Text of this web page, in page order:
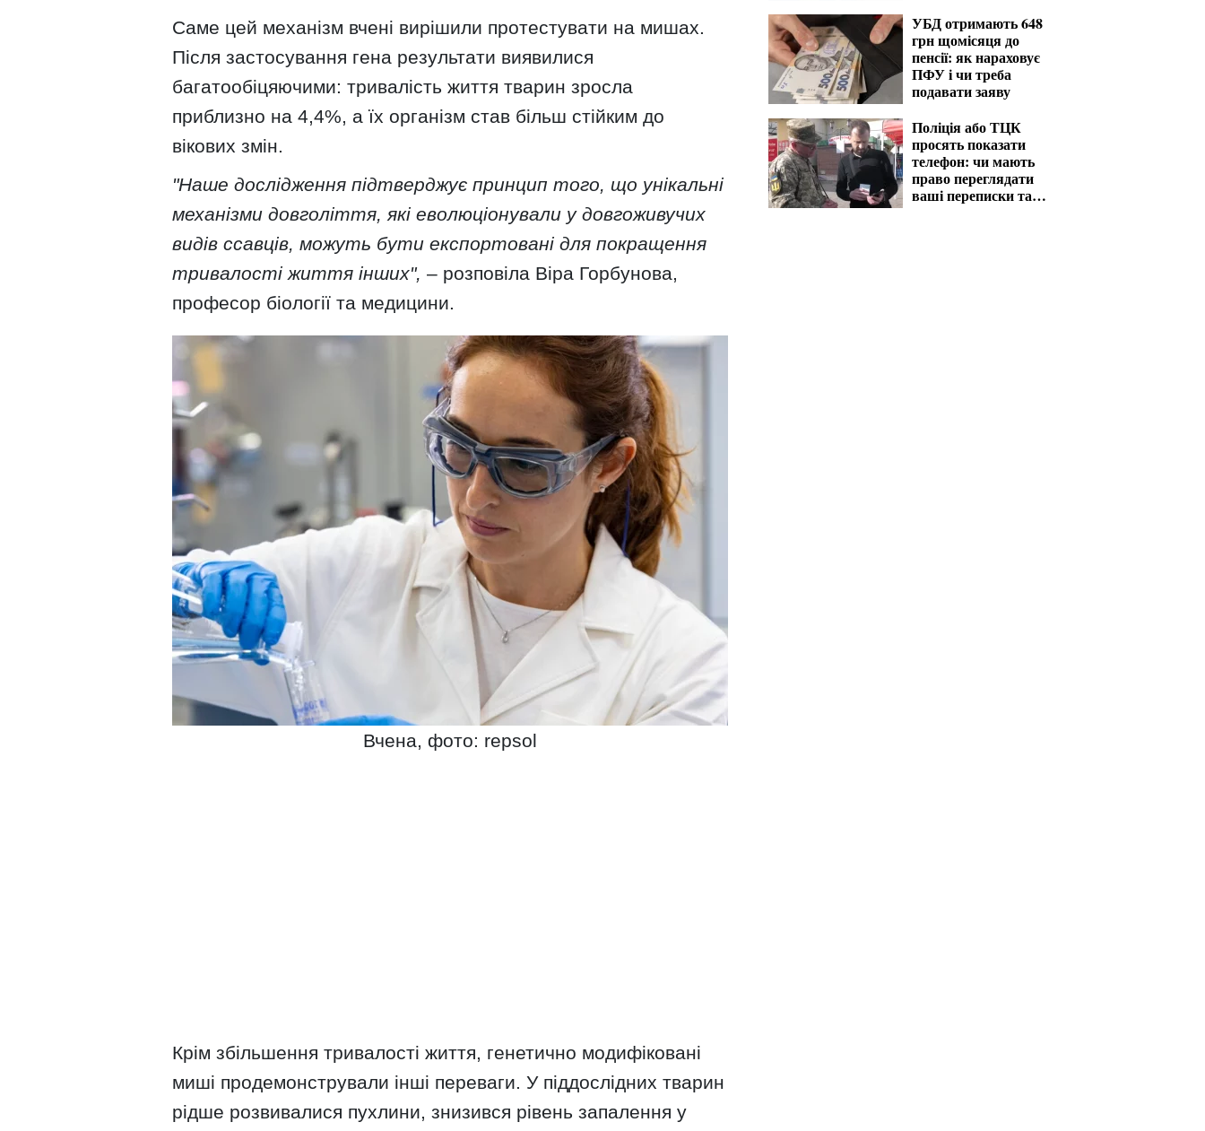
Саме цей механізм вчені вирішили протестувати на мишах.
Після застосування гена результати виявилися
багатообіцяючими: тривалість життя тварин зросла
приблизно на 4,4%, а їх організм став більш стійким до
вікових змін.
"Наше дослідження підтверджує принцип того, що унікальні
механізми довголіття, які еволюціонували у довгоживучих
видів ссавців, можуть бути експортовані для покращення
тривалості життя інших", – розповіла Віра Горбунова,
професор біології та медицини.
Вчена, фото: repsol
Крім збільшення тривалості життя, генетично модифіковані
миші продемонстрували інші переваги. У піддослідних тварин
рідше розвивалися пухлини, знизився рівень запалення у
УБД отримають 648
грн щомісяця до
пенсії: як нараховує
ПФУ і чи треба
подавати заяву
Поліція або ТЦК
просять показати
телефон: чи мають
право переглядати
ваші переписки та